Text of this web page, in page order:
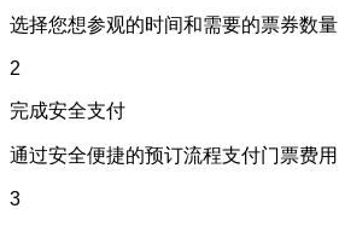
选择您想参观的时间和需要的票券数量
2
完成安全支付
通过安全便捷的预订流程支付门票费用
3